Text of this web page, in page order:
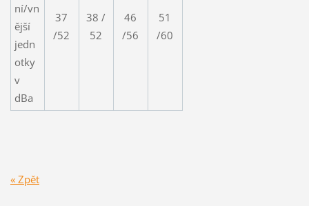
ní/vn
ější
jedn
otky
v
dBa
37
/52
38 /
52
46
/56
51
/60
« Zpět